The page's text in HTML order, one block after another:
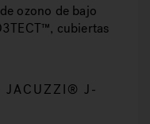
ozono de bajo
cubiertas
JACUZZI® J-